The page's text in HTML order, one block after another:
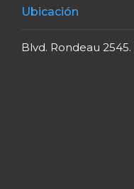
Ubicación
Blvd. Rondeau 2545.